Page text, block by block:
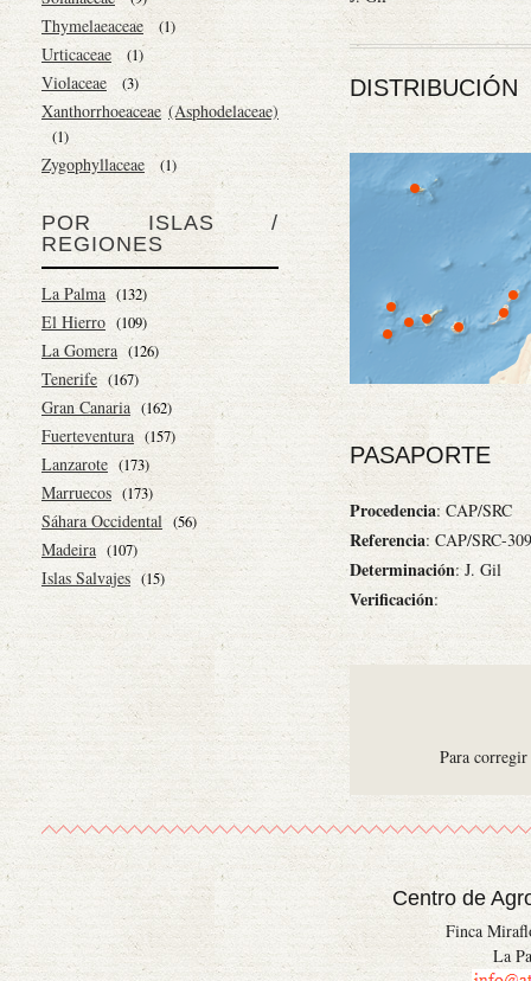
Thymelaeaceae (1)
Urticaceae (1)
Violaceae (3)
Xanthorrhoeaceae (Asphodelaceae)
(1)
Zygophyllaceae (1)
POR ISLAS /
REGIONES
La Palma (132)
El Hierro (109)
La Gomera (126)
Tenerife (167)
Gran Canaria (162)
Fuerteventura (157)
Lanzarote (173)
Marruecos (173)
Sáhara Occidental (56)
Madeira (107)
Islas Salvajes (15)
DISTRIBUCIÓN
PASAPORTE
Procedencia: CAP/SRC
Referencia: CAP/SRC-309
Determinación: J. Gil
Verificación:
Para
Centro de
Finca
La